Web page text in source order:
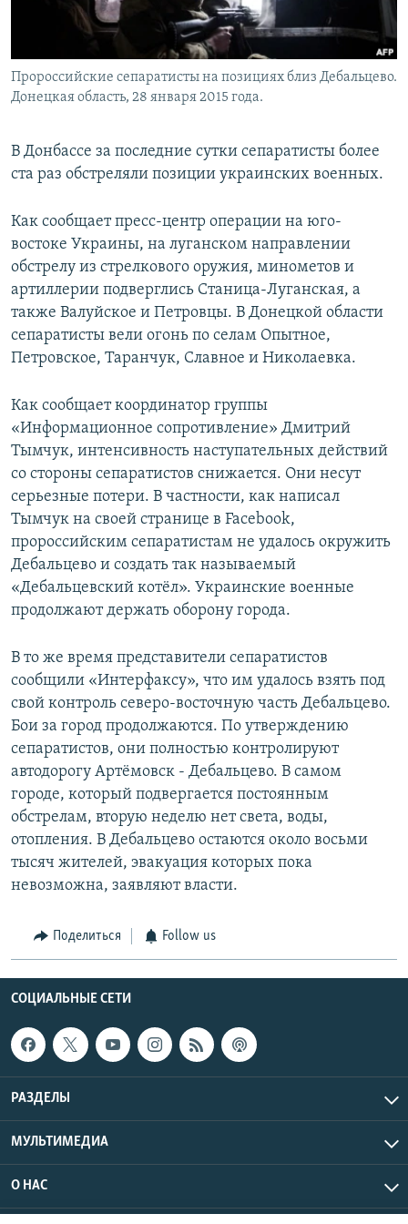
Հայերեն
English
Русский
Все сайты Радио Азатутюн
Пророссийские сепаратисты на позициях близ Дебальцево.
Донецкая область, 28 января 2015 года.
В Донбассе за последние сутки сепаратисты более
ста раз обстреляли позиции украинских военных.
Как сообщает пресс-центр операции на юго-
востоке Украины, на луганском направлении
обстрелу из стрелкового оружия, минометов и
артиллерии подверглись Станица-Луганская, а
также Валуйское и Петровцы. В Донецкой области
сепаратисты вели огонь по селам Опытное,
Петровское, Таранчук, Славное и Николаевка.
Как сообщает координатор группы
«Информационное сопротивление» Дмитрий
Тымчук, интенсивность наступательных действий
со стороны сепаратистов снижается. Они несут
серьезные потери. В частности, как написал
Тымчук на своей странице в Facebook,
пророссийским сепаратистам не удалось окружить
Дебальцево и создать так называемый
«Дебальцевский котёл». Украинские военные
продолжают держать оборону города.
В то же время представители сепаратистов
сообщили «Интерфаксу», что им удалось взять под
свой контроль северо-восточную часть Дебальцево.
Бои за город продолжаются. По утверждению
сепаратистов, они полностью контролируют
автодорогу Артёмовск - Дебальцево. В самом
городе, который подвергается постоянным
обстрелам, вторую неделю нет света, воды,
отопления. В Дебальцево остаются около восьми
тысяч жителей, эвакуация которых пока
невозможна, заявляют власти.
Поделиться Follow us
СОЦИАЛЬНЫЕ СЕТИ
РАЗДЕЛЫ
МУЛЬТИМЕДИА
О НАС